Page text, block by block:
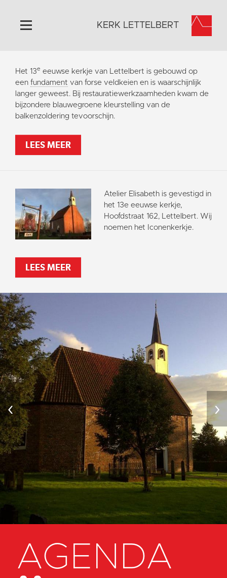
Home
Algemeen
Historie
Omgeving
Activiteiten
Steun ons
KERK LETTELBERT
Het 13e eeuwse kerkje van Lettelbert is gebouwd op
een fundament van forse veldkeien en is waarschijnlijk
langer geweest. Bij restauratiewerkzaamheden kwam de
bijzondere blauwegroene kleurstelling van de
balkenzoldering tevoorschijn.
LEES MEER
Atelier Elisabeth is gevestigd in
het 13e eeuwse kerkje,
Hoofdstraat 162, Lettelbert. Wij
noemen het Iconenkerkje.
LEES MEER
‹ ›
AGENDA